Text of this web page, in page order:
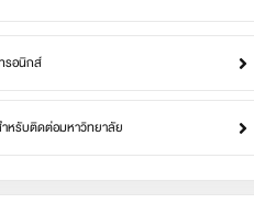
รอนิกส์
ำหรับติดต่อมหาวิทยาลัย